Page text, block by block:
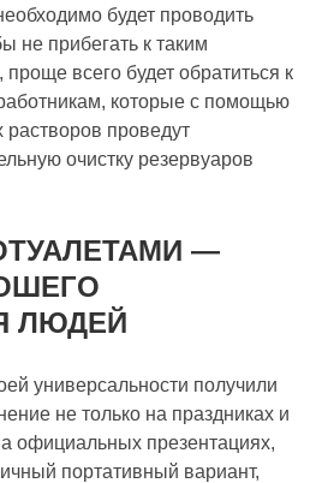
будет проводить
не прибегать к таким
всего будет обратиться к
которые с помощью
проведут
очистку резервуаров
—
ЛЮДЕЙ
универсальности получили
не только на праздниках и
официальных презентациях,
портативный вариант,